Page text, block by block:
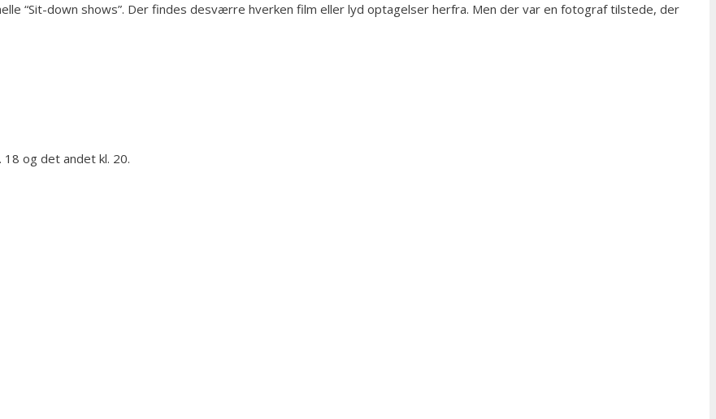
“Sit-down shows”. Der findes desværre hverken film eller lyd optagelser herfra. Men der var en fotograf tilstede, der
og det andet kl. 20.